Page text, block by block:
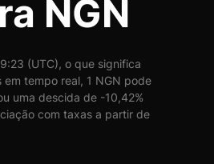
NGN
(UTC), o que significa
tempo real, 1 NGN pode
uma descida de -10,42%
com taxas a partir de